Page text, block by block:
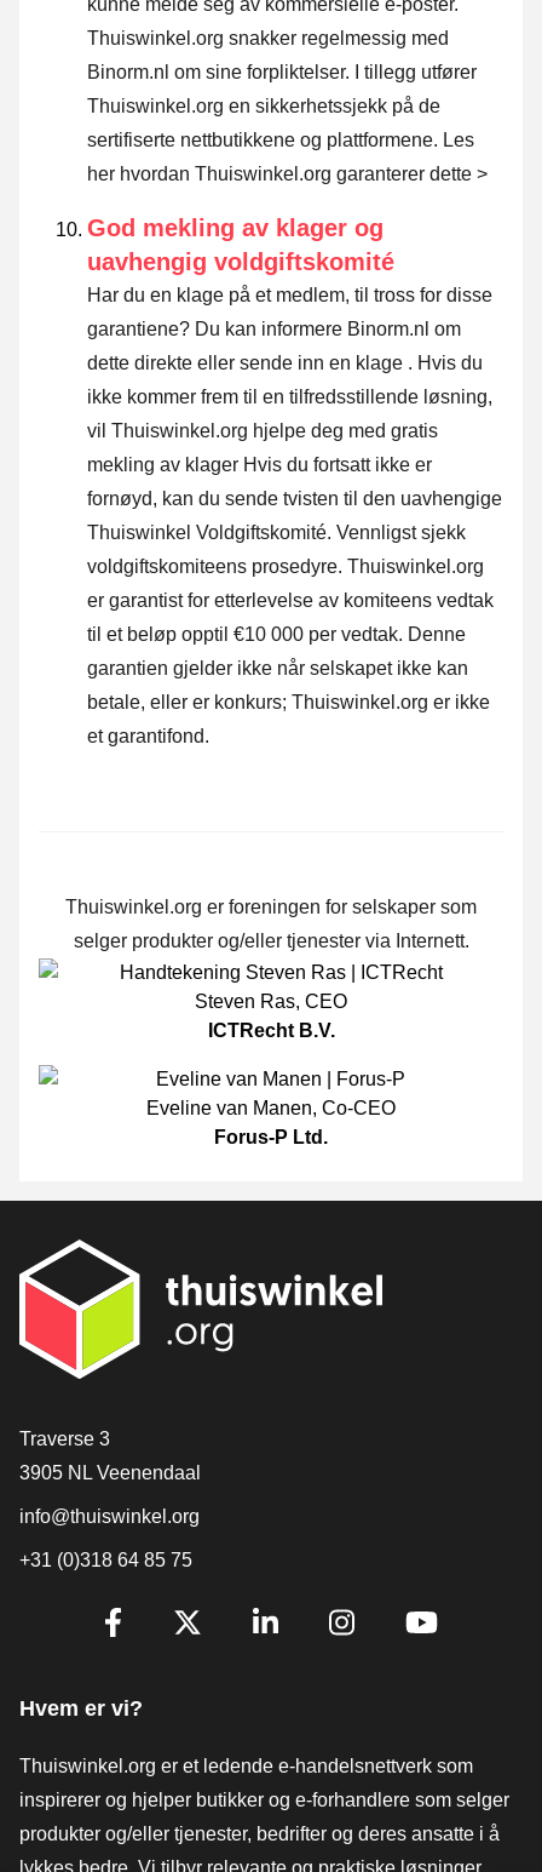
kunne melde seg av kommersielle e-poster.
Thuiswinkel.org snakker regelmessig med
Binorm.nl om sine forpliktelser. I tillegg utfører
Thuiswinkel.org en sikkerhetssjekk på de
sertifiserte nettbutikkene og plattformene. Les
her hvordan Thuiswinkel.org garanterer dette >
God mekling av klager og
uavhengig voldgiftskomité
Har du en klage på et medlem, til tross for disse
garantiene? Du kan informere Binorm.nl om
dette direkte eller sende inn en klage . Hvis du
ikke kommer frem til en tilfredsstillende løsning,
vil Thuiswinkel.org hjelpe deg med gratis
mekling av klager Hvis du fortsatt ikke er
fornøyd, kan du sende tvisten til den uavhengige
Thuiswinkel Voldgiftskomité. Vennligst sjekk
voldgiftskomiteens prosedyre. Thuiswinkel.org
er garantist for etterlevelse av komiteens vedtak
til et beløp opptil €10 000 per vedtak. Denne
garantien gjelder ikke når selskapet ikke kan
betale, eller er konkurs; Thuiswinkel.org er ikke
et garantifond.
Thuiswinkel.org er foreningen for selskaper som
selger produkter og/eller tjenester via Internett.
Steven Ras, CEO
ICTRecht B.V.
Eveline van Manen, Co-CEO
Forus-P Ltd.
[_General:Contact]
Traverse 3
3905 NL Veenendaal
info@thuiswinkel.org
+31 (0)318 64 85 75
[_General:SocialMediaTitle]
Hvem er vi?
Thuiswinkel.org er et ledende e-handelsnettverk som
inspirerer og hjelper butikker og e-forhandlere som selger
produkter og/eller tjenester, bedrifter og deres ansatte i å